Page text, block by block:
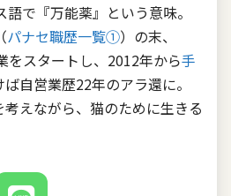
語で『万能薬』という意味。
パナセ職歴一覧①）の末、
をスタートし、2012年から手
自営業歴22年のアラ還に。
えながら、猫のために生きる